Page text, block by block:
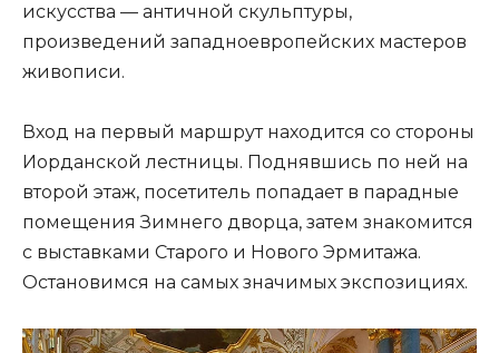
искусства — античной скульптуры,
произведений западноевропейских мастеров
живописи.
Вход на первый маршрут находится со стороны
Иорданской лестницы. Поднявшись по ней на
второй этаж, посетитель попадает в парадные
помещения Зимнего дворца, затем знакомится
с выставками Старого и Нового Эрмитажа.
Остановимся на самых значимых экспозициях.